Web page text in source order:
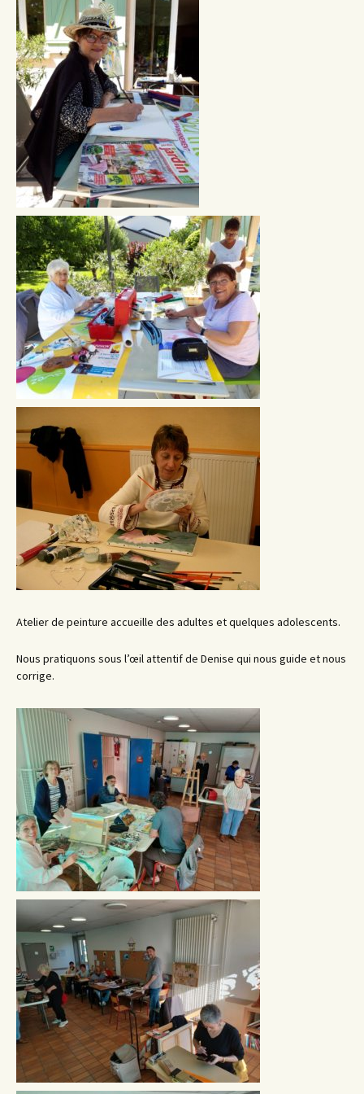
Atelier de peinture accueille des adultes et quelques adolescents.
Nous pratiquons sous l’œil attentif de Denise qui nous guide et nous
corrige.